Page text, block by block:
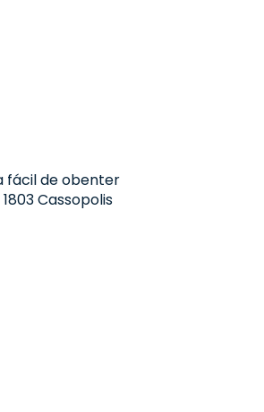
fácil de obenter
Cassopolis